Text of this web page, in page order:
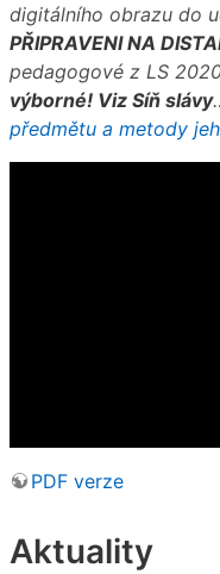
digitálního obrazu do
PŘIPRAVENI NA
pedagogové z LS
výborné! Viz Síň slávy
předmětu a metody
PDF verze
Aktuality